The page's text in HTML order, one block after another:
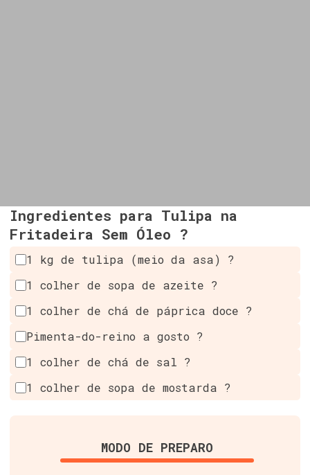
Ingredientes para Tulipa na
Fritadeira Sem Óleo ?
1 kg de tulipa (meio da asa) ?
1 colher de sopa de azeite ?
1 colher de chá de páprica doce ?️
Pimenta-do-reino a gosto ?️
1 colher de chá de sal ?
1 colher de sopa de mostarda ?
MODO DE PREPARO